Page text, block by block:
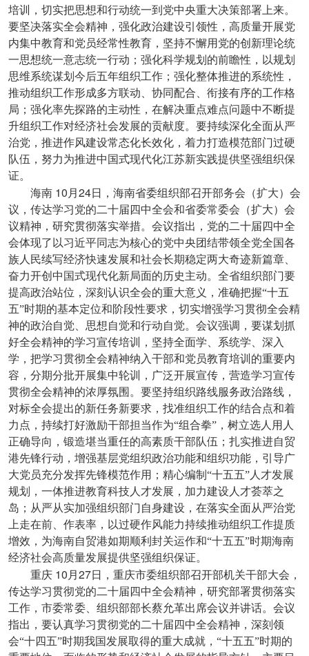
培训，切实把思想和行动统一到党中央重大决策部署上来。
要坚决落实全会精神，强化政治建设引领性，高质量开展党
内集中教育和党员经常性教育，坚持不懈用党的创新理论统
一思想统一意志统一行动；强化科学规划的前瞻性，以规划
思维系统谋划今后五年组织工作；强化整体推进的系统性，
推动组织工作形成多方联动、协同配合、衔接有序的工作格
局；强化率先探路的主动性，在解决重点难点问题中不断提
升组织工作对经济社会发展的贡献度。要持续深化全面从严
治党，推进作风建设常态化长效化，着力打造模范部门过硬
队伍，努力为推进中国式现代化江苏新实践提供坚强组织保
证。
海南 10 月 24日，海南省委组织部召开部务会（扩大）会
议，传达学习党的二十届四中全会和省委常委会（扩大）会
议精神，研究贯彻落实举措。会议指出，党的二十届四中全
会体现了以习近平同志为核心的党中央团结带领全党全国各
族人民续写经济快速发展和社会长期稳定两大奇迹新篇章、
奋力开创中国式现代化新局面的历史主动。全省组织部门要
提高政治站位，深刻认识全会的重大意义，准确把握“十五
五”时期的基本定位和阶段性要求，切实增强学习贯彻全会精
神的政治自觉、思想自觉和行动自觉。会议强调，要谋划抓
好全会精神的学习宣传培训，坚持全面学、系统学、深入
学，把学习贯彻全会精神纳入干部和党员教育培训的重要内
容，分期分批开展集中轮训，广泛开展宣传，营造学习宣传
贯彻全会精神的浓厚氛围。要坚持组织路线服务政治路线，
对标全会提出的新任务新要求，找准组织工作的结合点和着
力点，持续打好激励干部担当作为“组合拳”，树立选人用人
正确导向，锻造堪当重任的高素质干部队伍；扎实推进自贸
港先锋行动，增强基层党组织政治功能和组织功能，引导广
大党员充分发挥先锋模范作用；精心编制“十五五”人才发展
规划，一体推进教育科技人才发展，加力建设人才荟萃之
岛；从严从实加强组织部门自身建设，在落实全面从严治党
上走在前、作表率，以过硬作风能力持续推动组织工作提质
增效，为海南自贸港如期顺利封关运作和“十五五”时期海南
经济社会高质量发展提供坚强组织保证。
重庆 10 月 27日，重庆市委组织部召开部机关干部大会，
传达学习贯彻党的二十届四中全会精神，研究部署贯彻落实
工作，市委常委、组织部部长蔡允革出席会议并讲话。会议
指出，要认真学习贯彻党的二十届四中全会精神，深刻领
会“十四五”时期我国发展取得的重大成就，“十五五”时期的